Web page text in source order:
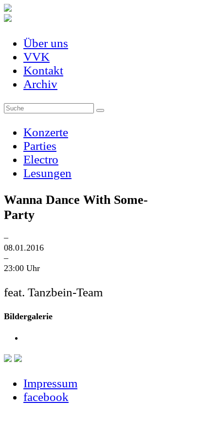
Über uns
VVK
Kontakt
Archiv
Konzerte
Parties
Electro
Lesungen
Wanna Dance With Some-
Party
–
08.01.2016
–
23:00 Uhr
feat. Tanzbein-Team
Bildergalerie
Impressum
facebook